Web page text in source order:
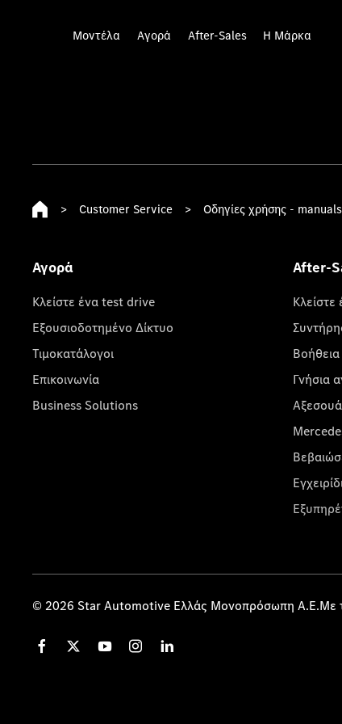
Μοντέλα Αγορά After-Sales Η Μάρκα
> Customer Service > Οδηγίες χρήσης - manuals
Αγορά
Κλείστε ένα test drive
Εξουσιοδοτημένο Δίκτυο
Τιμοκατάλογοι
Επικοινωνία
Business Solutions
After-
Γνήσια
© 2026 Star Automotive Ελλάς Μονοπρόσωπη Α.Ε.Με